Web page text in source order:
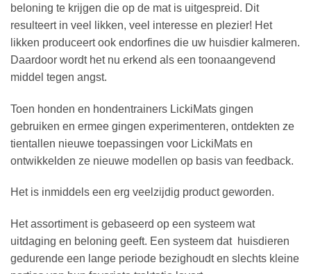
beloning te krijgen die op de mat is uitgespreid. Dit
resulteert in veel likken, veel interesse en plezier! Het
likken produceert ook endorfines die uw huisdier kalmeren.
Daardoor wordt het nu erkend als een toonaangevend
middel tegen angst.
Toen honden en hondentrainers LickiMats gingen
gebruiken en ermee gingen experimenteren, ontdekten ze
tientallen nieuwe toepassingen voor LickiMats en
ontwikkelden ze nieuwe modellen op basis van feedback.
Het is inmiddels een erg veelzijdig product geworden.
Het assortiment is gebaseerd op een systeem wat
uitdaging en beloning geeft. Een systeem dat huisdieren
gedurende een lange periode bezighoudt en slechts kleine